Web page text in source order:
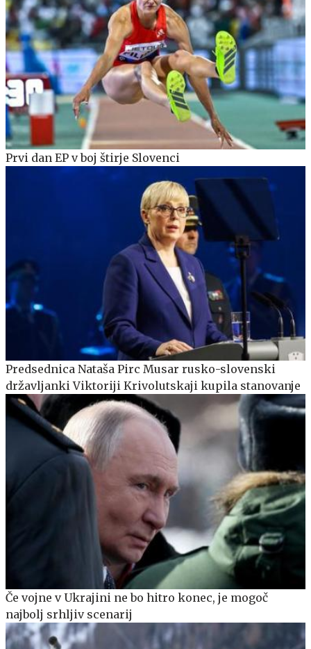
Prvi dan EP v boj štirje Slovenci
Predsednica Nataša Pirc Musar rusko-slovenski
državljanki Viktoriji Krivolutskaji kupila stanovanje
Če vojne v Ukrajini ne bo hitro konec, je mogoč
najbolj srhljiv scenarij